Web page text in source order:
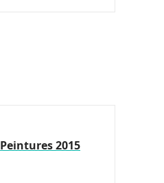
Peintures 2015